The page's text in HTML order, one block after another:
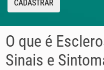
CADASTRAR
O que é
Sinais e